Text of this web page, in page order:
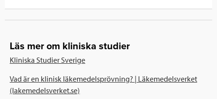
Läs mer om kliniska studier
Kliniska Studier Sverige
Vad är en klinisk läkemedelsprövning? | Läkemedelsverket
(lakemedelsverket.se)